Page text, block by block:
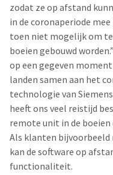
zodat ze op afstand
in de coronaperiode
toen niet mogelijk om te
boeien gebouwd
op een gegeven
landen samen aan het
technologie van
heeft ons veel reistijd
remote unit in de
Als klanten bijvoorbeeld
kan de software op
functionaliteit.